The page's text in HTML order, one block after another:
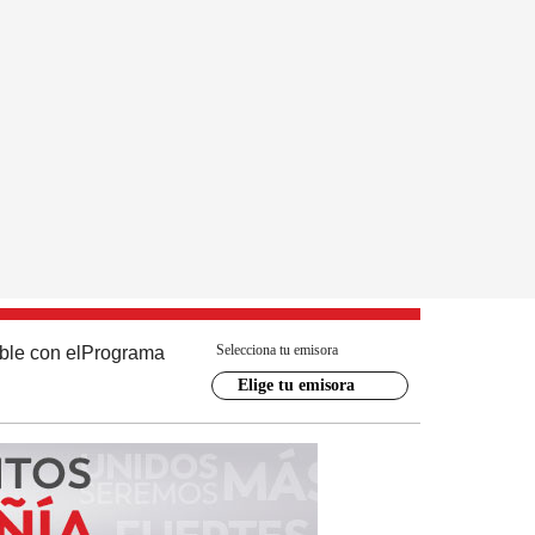
con el Programa Selecciona tu emisora
Elige tu emisora